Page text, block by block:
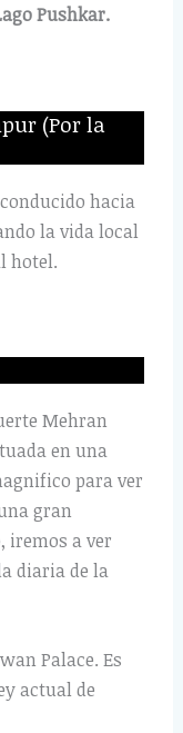
Pushkar.
(Por la
hacia
la vida local
hotel.
Mehran
en una
para ver
gran
iremos a ver
diaria de la
Palace. Es
actual de